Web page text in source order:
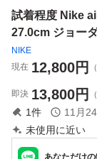
試着程度 Nike
27.0cm ジョーダ
NIKE
現在 12,800円
即決 13,800円
1件 11月
未使用に近い